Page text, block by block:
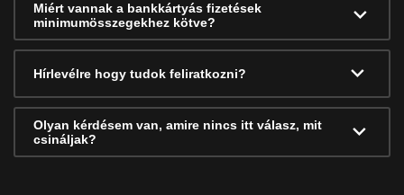
Miért vannak a bankkártyás fizetések
minimumösszegekhez kötve?
Hírlevélre hogy tudok feliratkozni?
Olyan kérdésem van, amire nincs itt válasz, mit
csináljak?